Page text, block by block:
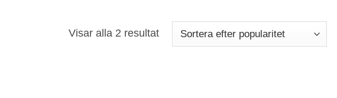
Visar alla 2 resultatSortera
efter